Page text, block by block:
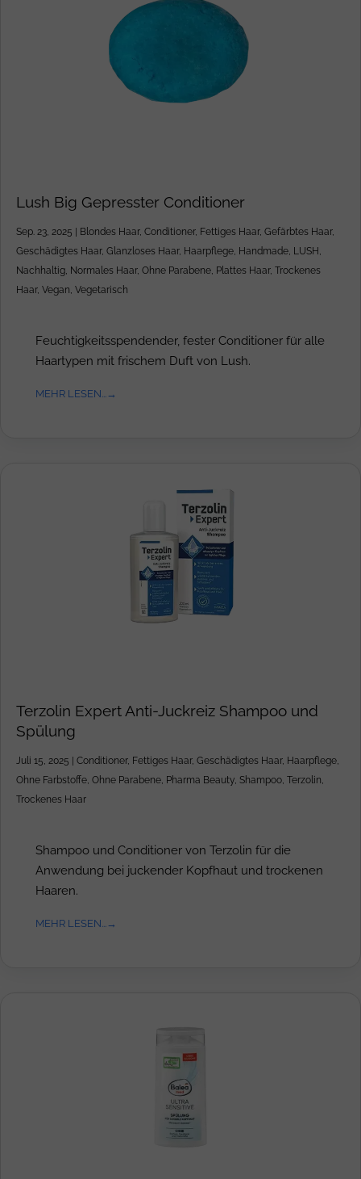
Lush Big Gepresster Conditioner
Sep. 23, 2025 Blondes Haar, Conditioner, Fettiges Haar, Gefärbtes Haar,
Geschädigtes Haar, Glanzloses Haar, Haarpflege, Handmade, LUSH ,
Nachhaltig, Normales Haar, Ohne Parabene, Plattes Haar, Trockenes
Haar, Vegan, Vegetarisch
Feuchtigkeitsspendender, fester Conditioner für alle
Haartypen mit frischem Duft von Lush.
MEHR LESEN...
Terzolin Expert Anti-Juckreiz Shampoo und
Spülung
Juli 15, 2025 | Conditioner, Fettiges Haar, Geschädigtes Haar, Haarpflege
Ohne Farbstoffe Ohne Parabene Pharma Beauty Shampoo Terzolin
Trockenes Haar
Shampoo und Conditioner von Terzolin für die
Anwendung bei juckender Kopfhaut und trockenen
Haaren.
MEHR LESEN...